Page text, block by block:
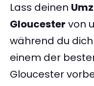
Lass deinen
Gloucester von
während du
einem der
Gloucester